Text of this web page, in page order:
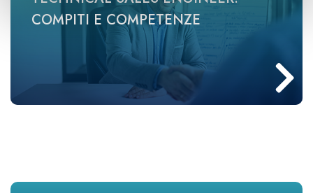
COMPITI E COMPETENZE